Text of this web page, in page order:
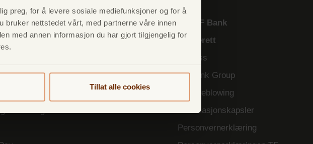
preg, for å levere sosiale mediefunksjoner og for å
bruker nettstedet vårt, med partnerne våre innen
med annen informasjon du har gjort tilgjengelig for
Tillat alle cookies
Mastercard
Innskudd
Sparekonto
Vilkår
Om TF Bank
Angrerett
Om oss
TF Bank Group
Whistleblowing
Informasjonskapsler
Personvernerklæring